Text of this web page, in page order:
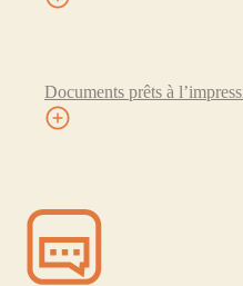
Documents prêts à